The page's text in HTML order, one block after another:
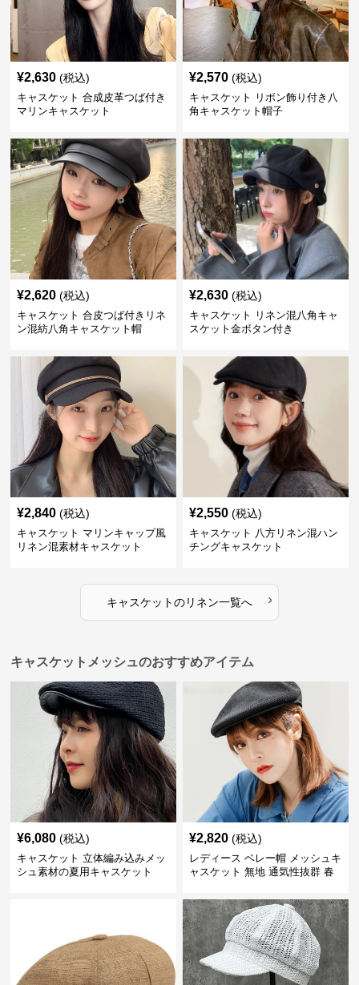
¥2,630 (税込)
キャスケット 合成皮革つば付き
マリンキャスケット
¥2,570 (税込)
キャスケット リボン飾り付き八
角キャスケット帽子
¥2,620 (税込)
キャスケット 合皮つば付きリネ
ン混紡八角キャスケット帽
¥2,630 (税込)
キャスケット リネン混八角キャ
スケット金ボタン付き
¥2,840 (税込)
キャスケット マリンキャップ風
リネン混素材キャスケット
¥2,550 (税込)
キャスケット 八方リネン混ハン
チングキャスケット
キャスケットのリネン一覧へ ›
キャスケットメッシュのおすすめアイテム
¥6,080 (税込)
キャスケット 立体編み込みメッ
シュ素材の夏用キャスケット
¥2,820 (税込)
レディース ベレー帽 メッシュキ
ャスケット 無地 通気性抜群 春